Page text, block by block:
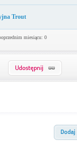
Trout
miesiącu: 0